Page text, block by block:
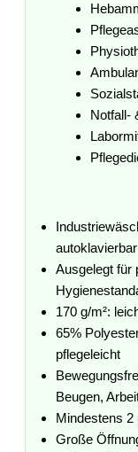
Notfall-
autoklavierbar
Ausgelegt für
170 g/m²:
65%
pflegeleicht
Beugen,
Mindestens
Große